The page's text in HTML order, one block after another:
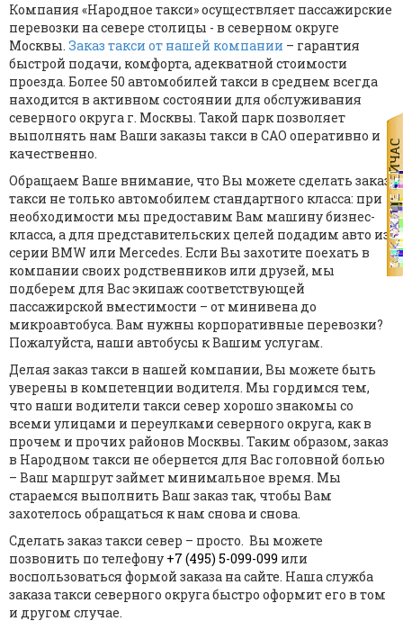
Компания «Народное такси» осуществляет пассажирские
перевозки на севере столицы - в северном округе
Москвы. Заказ такси от нашей компании – гарантия
быстрой подачи, комфорта, адекватной стоимости
проезда. Более 50 автомобилей такси в среднем всегда
находится в активном состоянии для обслуживания
северного округа г. Москвы. Такой парк позволяет
выполнять нам Ваши заказы такси в САО оперативно и
качественно.
Обращаем Ваше внимание, что Вы можете сделать заказ
такси не только автомобилем стандартного класса: при
необходимости мы предоставим Вам машину бизнес-
класса, а для представительских целей подадим авто из
серии BMW или Mercedes. Если Вы захотите поехать в
компании своих родственников или друзей, мы
подберем для Вас экипаж соответствующей
пассажирской вместимости – от минивена до
микроавтобуса. Вам нужны корпоративные перевозки?
Пожалуйста, наши автобусы к Вашим услугам.
Делая заказ такси в нашей компании, Вы можете быть
уверены в компетенции водителя. Мы гордимся тем,
что наши водители такси север хорошо знакомы со
всеми улицами и переулками северного округа, как в
прочем и прочих районов Москвы. Таким образом, заказ
в Народном такси не обернется для Вас головной болью
– Ваш маршрут займет минимальное время. Мы
стараемся выполнить Ваш заказ так, чтобы Вам
захотелось обращаться к нам снова и снова.
Сделать заказ такси север – просто. Вы можете
позвонить по телефону +7 (495) 5-099-099 или
воспользоваться формой заказа на сайте. Наша служба
заказа такси северного округа быстро оформит его в том
и другом случае.